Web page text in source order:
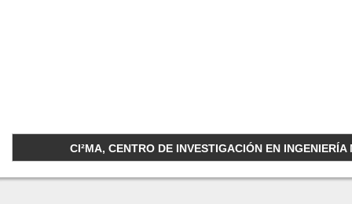
CI²MA, CENTRO DE INVESTIGACIÓN EN